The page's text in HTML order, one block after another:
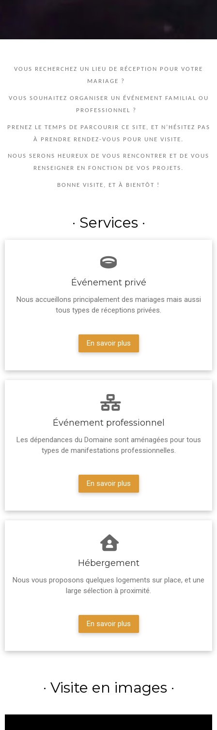
VOUS RECHERCHEZ UN LIEU DE RÉCEPTION POUR VOTRE
MARIAGE ?
VOUS SOUHAITEZ ORGANISER UN ÉVÉNEMENT FAMILIAL OU
PROFESSIONNEL ?
PRENEZ LE TEMPS DE PARCOURIR CE SITE, ET N’HÉSITEZ PAS
À PRENDRE RENDEZ-VOUS POUR UNE VISITE.
NOUS SERONS HEUREUX DE VOUS RENCONTRER ET DE VOUS
RENSEIGNER EN FONCTION DE VOS PROJETS.
BONNE VISITE, ET À BIENTÔT !
· Services ·
Événement privé
Nous accueillons principalement des mariages mais aussi
tous types de réceptions privées.
En savoir plus
Événement professionnel
Les dépendances du Domaine sont aménagées pour tous
types de manifestations professionnelles.
En savoir plus
Hébergement
Nous vous proposons quelques logements sur place, et une
large sélection à proximité.
En savoir plus
· Visite en images ·